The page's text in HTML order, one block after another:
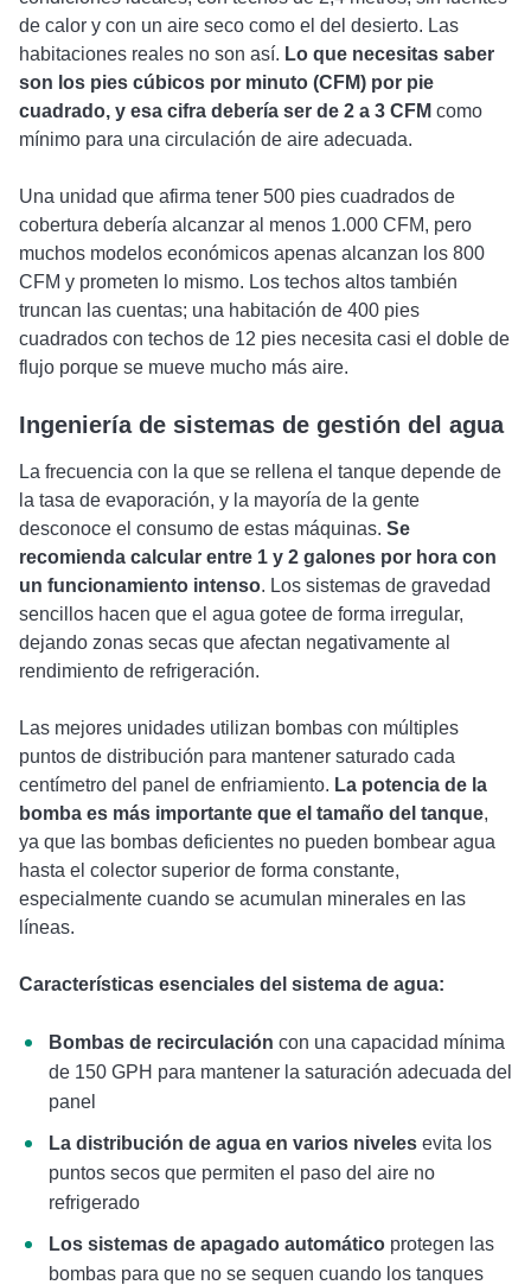
de calor y con un aire seco como el del desierto. Las
habitaciones reales no son así. Lo que necesitas saber
son los pies cúbicos por minuto (CFM) por pie
cuadrado, y esa cifra debería ser de 2 a 3 CFM como
mínimo para una circulación de aire adecuada.
Una unidad que afirma tener 500 pies cuadrados de
cobertura debería alcanzar al menos 1.000 CFM, pero
muchos modelos económicos apenas alcanzan los 800
CFM y prometen lo mismo. Los techos altos también
truncan las cuentas; una habitación de 400 pies
cuadrados con techos de 12 pies necesita casi el doble de
flujo porque se mueve mucho más aire.
Ingeniería de sistemas de gestión del agua
La frecuencia con la que se rellena el tanque depende de
la tasa de evaporación, y la mayoría de la gente
desconoce el consumo de estas máquinas. Se
recomienda calcular entre 1 y 2 galones por hora con
un funcionamiento intenso. Los sistemas de gravedad
sencillos hacen que el agua gotee de forma irregular,
dejando zonas secas que afectan negativamente al
rendimiento de refrigeración.
Las mejores unidades utilizan bombas con múltiples
puntos de distribución para mantener saturado cada
centímetro del panel de enfriamiento. La potencia de la
bomba es más importante que el tamaño del tanque,
ya que las bombas deficientes no pueden bombear agua
hasta el colector superior de forma constante,
especialmente cuando se acumulan minerales en las
líneas.
Características esenciales del sistema de agua:
Bombas de recirculación con una capacidad mínima
de 150 GPH para mantener la saturación adecuada del
panel
La distribución de agua en varios niveles evita los
puntos secos que permiten el paso del aire no
refrigerado
Los sistemas de apagado automático protegen las
bombas para que no se sequen cuando los tanques